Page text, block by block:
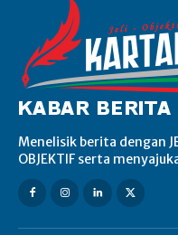
Menelisik berita dengan
OBJEKTIF serta